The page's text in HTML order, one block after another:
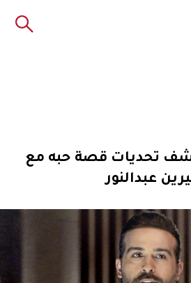
تحديات قصة حبه مع
عبدالنور